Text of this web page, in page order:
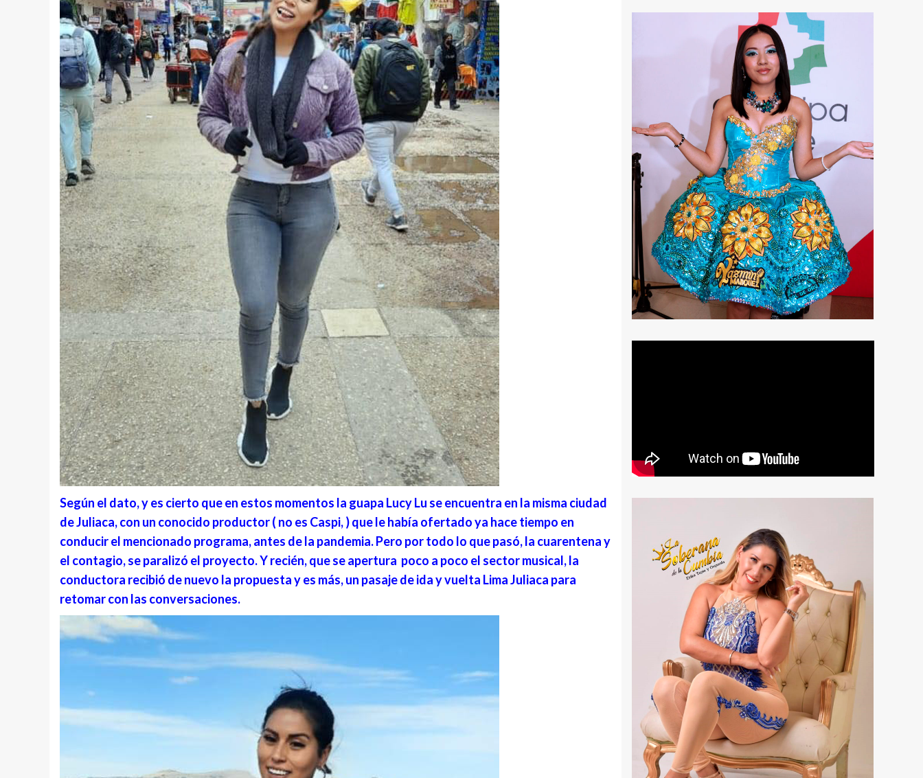
Según el dato, y es cierto que en estos momentos la guapa Lucy Lu se encuentra en la misma ciudad
de Juliaca, con un conocido productor ( no es Caspi, ) que le había ofertado ya hace tiempo en
conducir el mencionado programa, antes de la pandemia. Pero por todo lo que pasó, la cuarentena y
el contagio, se paralizó el proyecto. Y recién, que se apertura poco a poco el sector musical, la
conductora recibió de nuevo la propuesta y es más, un pasaje de ida y vuelta Lima Juliaca para
retomar con las conversaciones.